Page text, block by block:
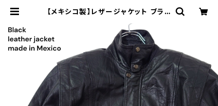
【メキシコ製】レザージャケット ブラッ
ンテージ leather jacket vintag
e 本革 古着 スタンドカラー | オンラ
イン古着屋 9chord